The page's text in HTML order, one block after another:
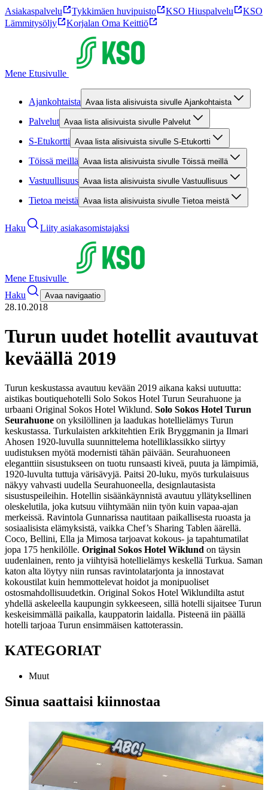
Asiakaspalvelu Tykkimäen huvipuisto KSO Hiuspalvelu
KSO
Lämmitysöljy
Korjalan Oma Keittiö
Mene Etusivulle
Ajankohtaista Avaa lista alisivuista sivulle Ajankohtaista
Palvelut Avaa lista alisivuista sivulle Palvelut
S-Etukortti Avaa lista alisivuista sivulle S-Etukortti
Töissä meillä Avaa lista alisivuista sivulle Töissä meillä
Vastuullisuus Avaa lista alisivuista sivulle Vastuullisuus
Tietoa meistä Avaa lista alisivuista sivulle Tietoa meistä
Haku Liity asiakasomistajaksi
Mene Etusivulle
Haku
Avaa navigaatio
28.10.2018
Turun uudet hotellit avautuvat
keväällä 2019
Turun keskustassa avautuu kevään 2019 aikana kaksi uutuutta:
aistikas boutiquehotelli Solo Sokos Hotel Turun Seurahuone ja
urbaani Original Sokos Hotel Wiklund. Solo Sokos Hotel Turun
Seurahuone on yksilöllinen ja laadukas hotellielämys Turun
keskustassa. Turkulaisten arkkitehtien Erik Bryggmanin ja Ilmari
Ahosen 1920-luvulla suunnittelema hotelliklassikko siirtyy
uudistuksen myötä modernisti tähän päivään. Seurahuoneen
eleganttiin sisustukseen on tuotu runsaasti kiveä, puuta ja lämpimiä,
1920-luvulta tuttuja värisävyjä. Paitsi 20-luku, myös turkulaisuus
näkyy vahvasti uudella Seurahuoneella, designlautasista
sisustuspeileihin. Hotellin sisäänkäynnistä avautuu yllätyksellinen
oleskelutila, joka kutsuu viihtymään niin työn kuin vapaa-ajan
merkeissä. Ravintola Gunnarissa nautitaan paikallisesta ruoasta ja
sosiaalisista elämyksistä, vaikka Chef’s Sharing Tablen äärellä.
Coco, Bellini, Ella ja Mimosa tarjoavat kokous- ja tapahtumatilat
jopa 175 henkilölle. Original Sokos Hotel Wiklund on täysin
uudenlainen, rento ja viihtyisä hotellielämys keskellä Turkua. Saman
katon alta löytyy niin runsas ravintolatarjonta ja innostavat
kokoustilat kuin hemmottelevat hoidot ja monipuoliset
ostosmahdollisuudetkin. Original Sokos Hotel Wiklundilta astut
yhdellä askeleella kaupungin sykkeeseen, sillä hotelli sijaitsee Turun
keskeisimmällä paikalla, kauppatorin laidalla. Pisteenä iin päällä
hotelli tarjoaa Turun ensimmäisen kattoterassin.
KATEGORIAT
Muut
Sinua saattaisi kiinnostaa